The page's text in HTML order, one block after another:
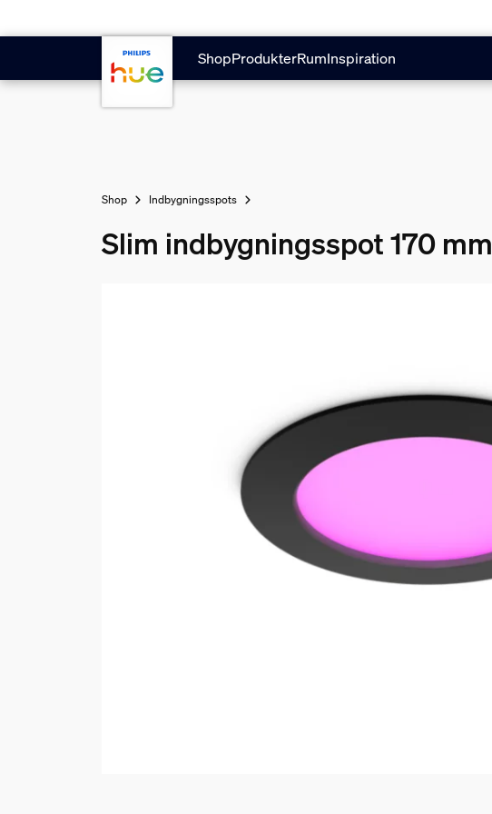
ShopProdukterRumInspiration
Shop Indbygningsspots
Slim indbygningsspot 170 mm